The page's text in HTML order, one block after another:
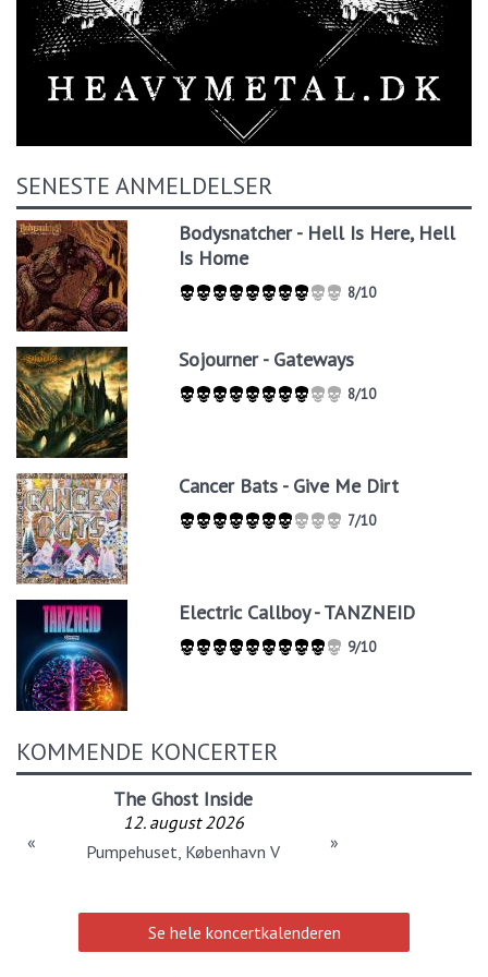
SENESTE ANMELDELSER
Bodysnatcher - Hell Is Here, Hell
Is Home
8/10
Sojourner - Gateways
8/10
Cancer Bats - Give Me Dirt
7/10
Electric Callboy - TANZNEID
9/10
KOMMENDE KONCERTER
The Ghost Inside
12. august 2026
Pumpehuset, København V
« »
Se hele koncertkalenderen